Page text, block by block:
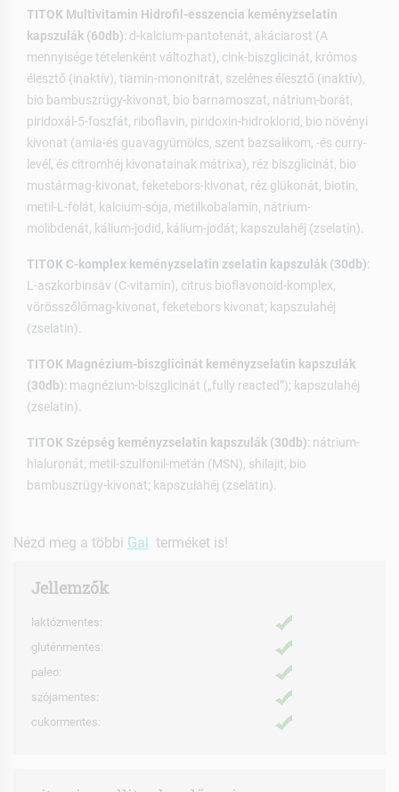
TITOK Multivitamin Hidrofil-esszencia keményzselatin
kapszulák (60db): d-kalcium-pantotenát, akáciarost (A
mennyisége tételenként változhat), cink-biszglicinát, krómos
élesztő (inaktív), tiamin-mononitrát, szelénes élesztő (inaktív),
bio bambuszrügy-kivonat, bio barnamoszat, nátrium-borát,
piridoxál-5-foszfát, riboflavin, piridoxin-hidroklorid, bio növényi
kivonat (amla-és guavagyümölcs, szent bazsalikom, -és curry-
levél, és citromhéj kivonatainak mátrixa), réz biszglicinát, bio
mustármag-kivonat, feketebors-kivonat, réz glükonát, biotin,
metil-L-folát, kalcium-sója, metilkobalamin, nátrium-
molibdenát, kálium-jodid, kálium-jodát; kapszulahéj (zselatin).
TITOK C-komplex keményzselatin zselatin kapszulák (30db):
L-aszkorbinsav (C-vitamin), citrus bioflavonoid-komplex,
vörösszőlőmag-kivonat, feketebors kivonat; kapszulahéj
(zselatin).
TITOK Magnézium-biszglicinát keményzselatin kapszulák
(30db): magnézium-biszglicinát („fully reacted”); kapszulahéj
(zselatin).
TITOK Szépség keményzselatin kapszulák (30db): nátrium-
hialuronát, metil-szulfonil-metán (MSN), shilajit, bio
bambuszrügy-kivonat; kapszulahéj (zselatin).
Nézd meg a többi Gal terméket is!
Jellemzők
laktózmentes:
gluténmentes:
paleo:
szójamentes:
cukormentes: